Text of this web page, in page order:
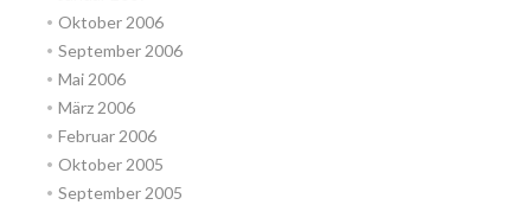
Oktober 2006
September 2006
Mai 2006
März 2006
Februar 2006
Oktober 2005
September 2005